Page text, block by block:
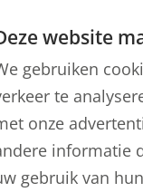
werk van
en
aanwezig is
website
gebruiken
te
onze
informatie
gebruik van